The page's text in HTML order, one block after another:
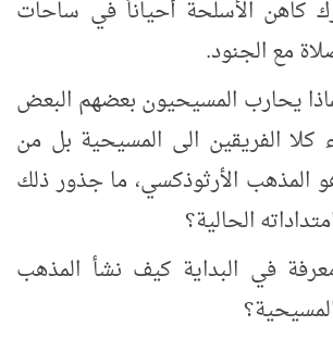
كاهن الأسلحة أحياناً في ساحات
مع الجنود.
يحارب المسيحيون بعضهم البعض
كلا الفريقين الى المسيحية بل من
الأرثوذكسي، ما جذور ذلك
الحالية؟
في البداية كيف نشأ المذهب